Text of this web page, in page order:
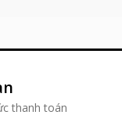
thanh toán